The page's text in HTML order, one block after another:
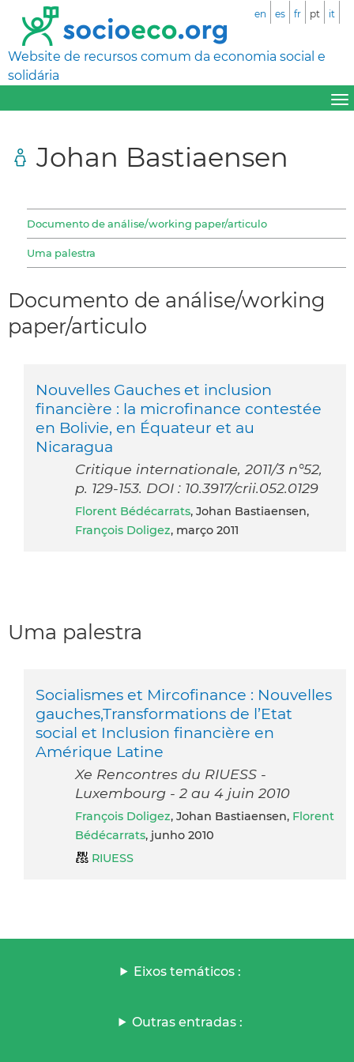
Website de recursos comum da economia social e
solidária
en es fr pt it
Johan Bastiaensen
Documento de análise/working paper/articulo
Uma palestra
Documento de análise/working
paper/articulo
Nouvelles Gauches et inclusion
financière : la microfinance contestée
en Bolivie, en Équateur et au
Nicaragua
Critique internationale, 2011/3 n°52,
p. 129-153. DOI : 10.3917/crii.052.0129
Florent Bédécarrats, Johan Bastiaensen,
François Doligez, março 2011
Uma palestra
Socialismes et Mircofinance : Nouvelles
gauches,Transformations de l’Etat
social et Inclusion financière en
Amérique Latine
Xe Rencontres du RIUESS -
Luxembourg - 2 au 4 juin 2010
François Doligez, Johan Bastiaensen, Florent
Bédécarrats, junho 2010
RIUESS
Eixos temáticos :
Outras entradas :